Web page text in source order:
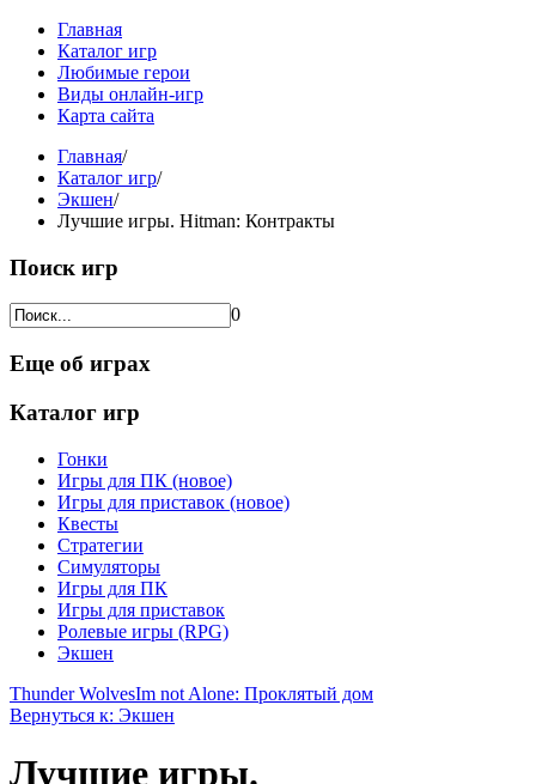
Главная
Каталог игр
Любимые герои
Виды онлайн-игр
Карта сайта
Главная/
Каталог игр/
Экшен/
Лучшие игры. Hitman: Контракты
Поиск игр
0
Еще об играх
Каталог игр
Гонки
Игры для ПК (новое)
Игры для приставок (новое)
Квесты
Стратегии
Симуляторы
Игры для ПК
Игры для приставок
Ролевые игры (RPG)
Экшен
Thunder WolvesIm not Alone: Проклятый дом
Вернуться к: Экшен
Лучшие игры.